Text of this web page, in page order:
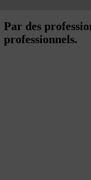
Par des
professionnels.